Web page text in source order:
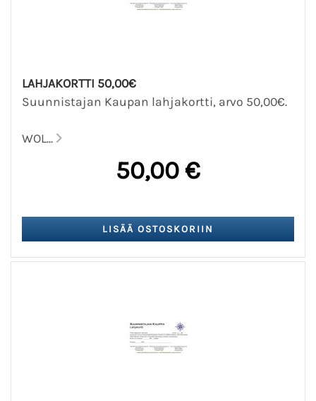
LAHJAKORTTI 50,00€
Suunnistajan Kaupan lahjakortti, arvo 50,00€.
WOL...
50,00 €